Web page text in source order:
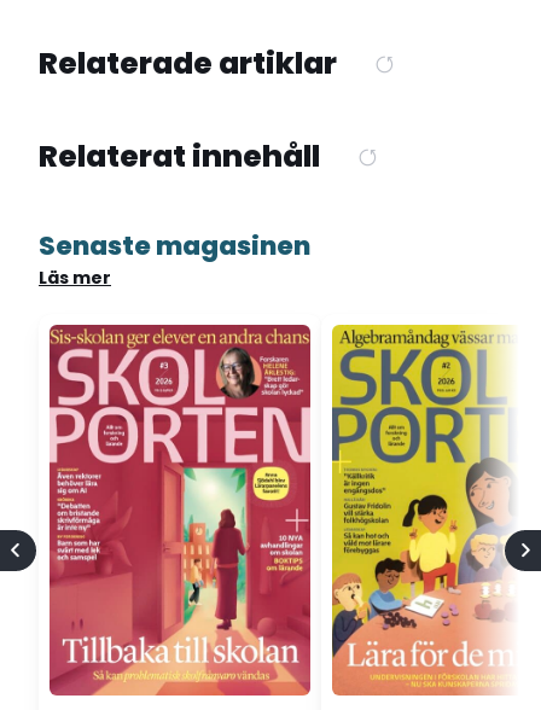
Relaterade artiklar
Relaterat innehåll
Senaste magasinen
Läs mer